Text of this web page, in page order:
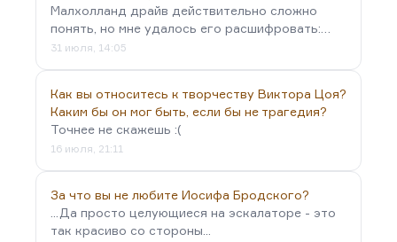
Малхолланд драйв действительно сложно
понять, но мне удалось его расшифровать:…
31 июля, 14:05
Как вы относитесь к творчеству Виктора Цоя?
Каким бы он мог быть, если бы не трагедия?
Точнее не скажешь :(
16 июля, 21:11
За что вы не любите Иосифа Бродского?
...Да просто целующиеся на эскалаторе - это
так красиво со стороны...